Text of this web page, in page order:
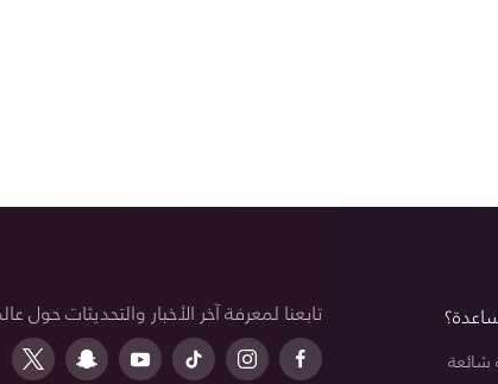
تابعنا لمعرفة آخر الأخبار والتحديثات
شائعة